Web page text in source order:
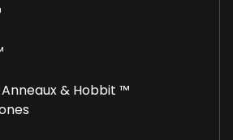
& Hobbit ™